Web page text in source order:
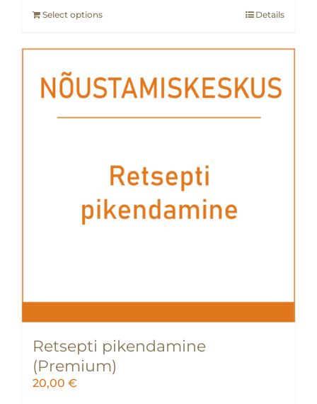
Select options Details
Retsepti pikendamine
(Premium)
20,00 €